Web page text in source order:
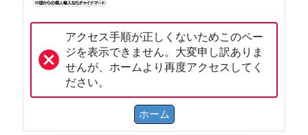
アクセス手順が正しくないためこのペー
ジを表示できません。大変申し訳ありま
せんが、ホームより再度アクセスしてく
ださい。